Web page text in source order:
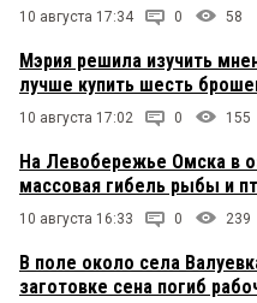
10 августа 17:34 0 58
Мэрия решила изучить
лучше купить шесть
10 августа 17:02 0 155
На Левобережье Омска в
массовая гибель рыбы и
10 августа 16:33 0 239
В поле около села
заготовке сена погиб